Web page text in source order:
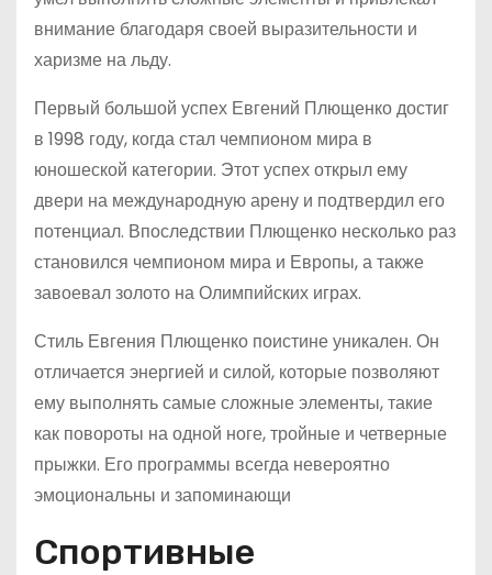
внимание благодаря своей выразительности и
харизме на льду.
Первый большой успех Евгений Плющенко достиг
в 1998 году, когда стал чемпионом мира в
юношеской категории. Этот успех открыл ему
двери на международную арену и подтвердил его
потенциал. Впоследствии Плющенко несколько раз
становился чемпионом мира и Европы, а также
завоевал золото на Олимпийских играх.
Стиль Евгения Плющенко поистине уникален. Он
отличается энергией и силой, которые позволяют
ему выполнять самые сложные элементы, такие
как повороты на одной ноге, тройные и четверные
прыжки. Его программы всегда невероятно
эмоциональны и запоминающи
Спортивные